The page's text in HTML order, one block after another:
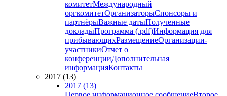
комитетМеждународный
оргкомитетОрганизаторыСпонсоры и
партнёрыВажные датыПолученные
докладыПрограмма (.pdf)Информация для
прибывающихРазмещениеОрганизации-
участникиОтчет о
конференцииДополнительная
информацияКонтакты
2017 (13)
2017 (13)